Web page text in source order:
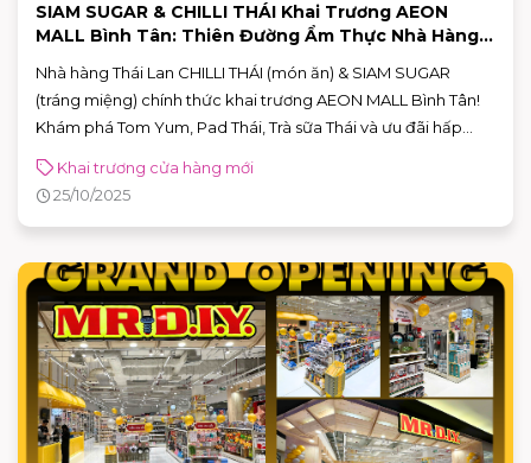
SIAM SUGAR & CHILLI THÁI Khai Trương AEON
MALL Bình Tân: Thiên Đường Ẩm Thực Nhà Hàng
Nhà hàng Thái Lan CHILLI THÁI (món ăn) & SIAM SUGAR
(tráng miệng) chính thức khai trương AEON MALL Bình Tân!
Khám phá Tom Yum, Pad Thái, Trà sữa Thái và ưu đãi hấp
Khai trương cửa hàng mới
25/10/2025